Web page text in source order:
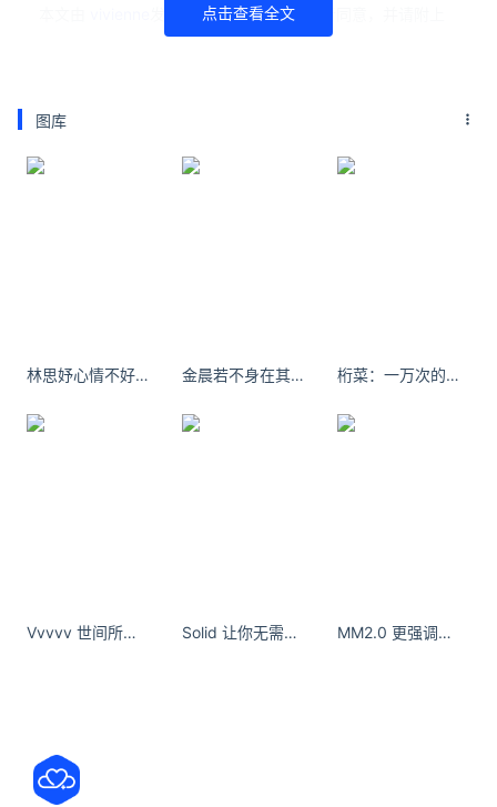
发表，转载此文章须经作者同意，并请附上
出处( 牛品汇 )及本页链接。
兰蔻
点击查看全文
图库
林思妤心情不好第三天了，失业不知道为什么会那么难过。 金晨若不身在其中，何来感同身受。 桁菜：一万次的春和景明 #优雅知性
Vvvvv 世间所有的不喜欢，多多少少都有一点瞧不上的意思。- 小红书 Solid 让你无需编码即可快速构建真实全栈 Web 应用，安全高效。 MM2.0 更强调个体的真实表达，更注重当下的情绪流动。- 小红书